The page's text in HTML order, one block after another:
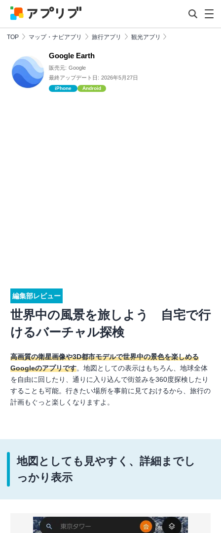
TOP マップ・ナビアプリ 旅行アプリ 観光アプリ
Google Earth
販売元: Google
最終アップデート日: 2026年5月27日
iPhone Android
編集部レビュー
世界中の風景を旅しよう 自宅で行
けるバーチャル探検
高画質の衛星画像や3D都市モデルで世界中の景色を楽しめる
Googleのアプリです。地図としての表示はもちろん、地球全体
を自由に回したり、通りに入り込んで街並みを360度探検したり
することも可能。行きたい場所を事前に見ておけるから、旅行の
計画もぐっと楽しくなりますよ。
地図としても見やすく、詳細までし
っかり表示